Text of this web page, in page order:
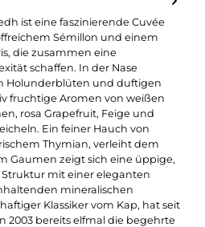
ist eine faszinierende Cuvée
Sémillon und einem
die zusammen eine
schaffen. In der Nase
Holunderblüten und duftigen
fruchtige Aromen von weißen
rosa Grapefruit, Feige und
Ein feiner Hauch von
Thymian, verleiht dem
Gaumen zeigt sich eine üppige,
mit einer eleganten
mineralischen
Klassiker vom Kap, hat seit
2003 bereits elfmal die begehrte